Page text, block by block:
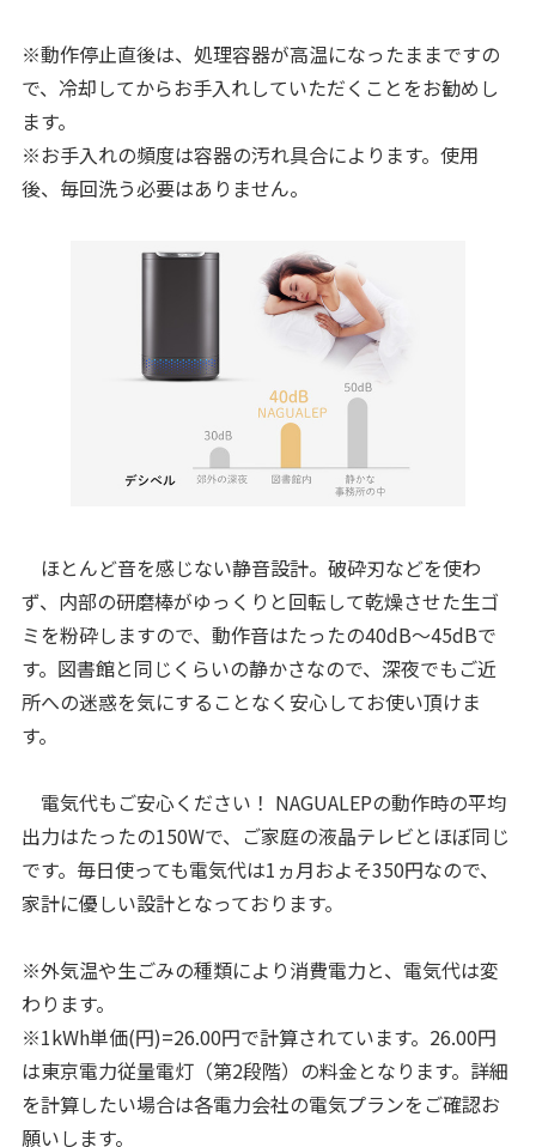
※動作停止直後は、処理容器が高温になったままですの
で、冷却してからお手入れしていただくことをお勧めし
ます。
※お手入れの頻度は容器の汚れ具合によります。使用
後、毎回洗う必要はありません。
ほとんど音を感じない静音設計。破砕刃などを使わ
ず、内部の研磨棒がゆっくりと回転して乾燥させた生ゴ
ミを粉砕しますので、動作音はたったの40dB〜45dBで
す。図書館と同じくらいの静かさなので、深夜でもご近
所への迷惑を気にすることなく安心してお使い頂けま
す。
電気代もご安心ください！ NAGUALEPの動作時の平均
出力はたったの150Wで、ご家庭の液晶テレビとほぼ同じ
です。毎日使っても電気代は1ヵ月およそ350円なので、
家計に優しい設計となっております。
※外気温や生ごみの種類により消費電力と、電気代は変
わります。
※1kWh単価(円)=26.00円で計算されています。26.00円
は東京電力従量電灯（第2段階）の料金となります。詳細
を計算したい場合は各電力会社の電気プランをご確認お
願いします。